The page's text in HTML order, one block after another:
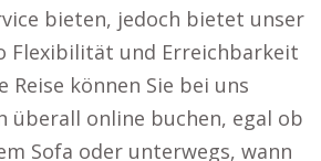
bieten, jedoch bietet unser
Flexibilität und Erreichbarkeit
Reise können Sie bei uns
überall online buchen, egal ob
Sofa oder unterwegs, wann